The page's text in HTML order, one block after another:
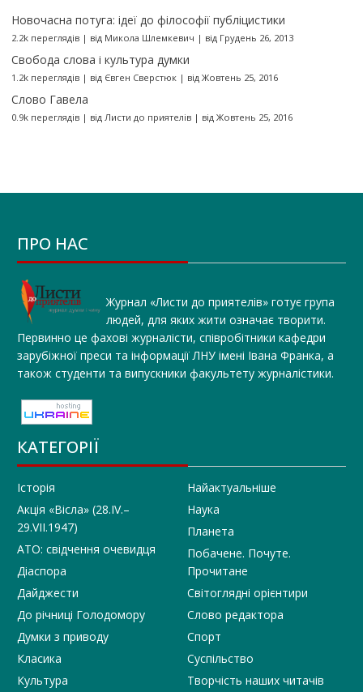
Новочасна потуга: ідеї до філософії публіцистики
2.2k переглядів| від Микола Шлемкевич | від Грудень 26, 2013
Свобода слова і культура думки
1.2k переглядів| від Євген Сверстюк| від Жовтень 25, 2016
Слово Гавела
0.9k переглядів| від Листи до приятелів| від Жовтень 25, 2016
ПРО НАС
Журнал «Листи до приятелів» готує група
людей, для яких жити означає творити.
Первинно це фахові журналісти, співробітники кафедри
зарубіжної преси та інформації ЛНУ імені Івана Франка, а
також студенти та випускники факультету журналістики.
КАТЕГОРІЇ
Історія
Акція «Вісла» (28.IV.–
29.VII.1947)
АТО: свідчення очевидця
Діаспора
Дайджести
До річниці Голодомору
Думки з приводу
Класика
Культура
Найактуальніше
Наука
Планета
Побачене. Почуте.
Прочитане
Світоглядні орієнтири
Слово редактора
Спорт
Суспільство
Творчість наших читачів